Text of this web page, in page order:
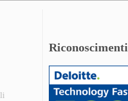
Riconoscimenti